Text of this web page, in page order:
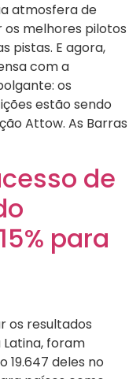
atmosfera de
melhores pilotos
pistas. E agora,
com a
os
estão sendo
Attow. As Barras
de
para
os resultados
Latina, foram
19.647 deles no